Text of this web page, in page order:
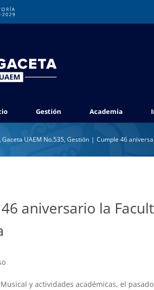
Gestión Academia
Gaceta UAEM No.535 Gestión Cumple 46
aniversario la
y actividades académicas, el